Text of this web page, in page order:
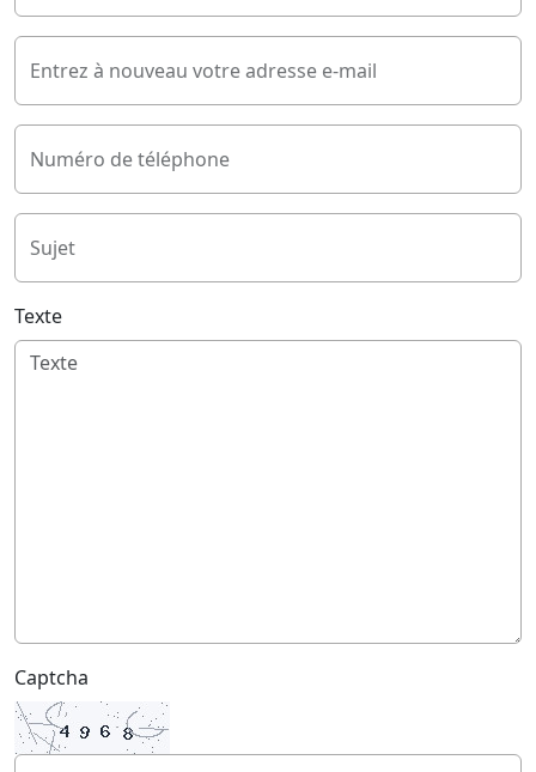
Entrez à nouveau votre adresse e-mail
Numéro de téléphone
Sujet
Texte
Captcha